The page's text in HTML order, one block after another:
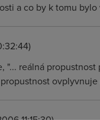
a co by k tomu
"... reálná propustnost